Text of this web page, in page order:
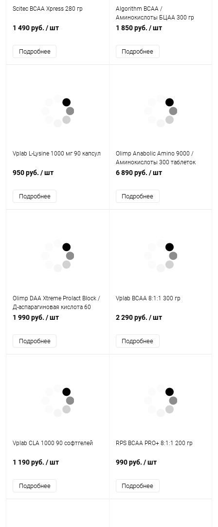
Scitec BCAA Xpress 280 гр
1 490 руб. / шт
Подробнее
Algorithm BCAA /
Аминокислоты БЦАА 300 гр
1 850 руб. / шт
Подробнее
Vplab L-Lysine 1000 мг 90 капсул
950 руб. / шт
Подробнее
Olimp Anabolic Amino 9000 /
Аминокислоты 300 таблеток
6 890 руб. / шт
Подробнее
Olimp DAA Xtreme Prolact Block /
Д-аспарагиновая кислота 60
таблеток
1 990 руб. / шт
Подробнее
Vplab BCAA 8:1:1 300 гр
2 290 руб. / шт
Подробнее
Vplab CLA 1000 90 софтгелей
1 190 руб. / шт
Подробнее
RPS BCAA PRO+ 8:1:1 200 гр
990 руб. / шт
Подробнее